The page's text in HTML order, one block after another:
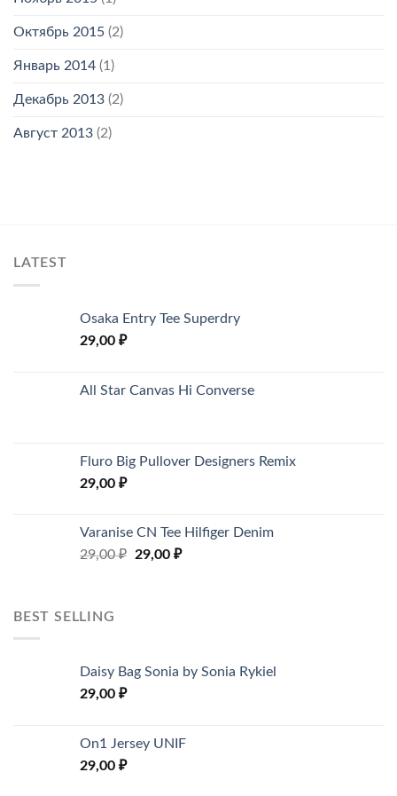
Октябрь 2015 (2)
Январь 2014 (1)
Декабрь 2013 (2)
Август 2013 (2)
LATEST
Osaka Entry Tee Superdry
29,00 ₽
All Star Canvas Hi Converse
Fluro Big Pullover Designers Remix
29,00 ₽
Varanise CN Tee Hilfiger Denim
29,00₽ 29,00 ₽
BEST SELLING
Daisy Bag Sonia by Sonia Rykiel
29,00 ₽
On1 Jersey UNIF
29,00 ₽